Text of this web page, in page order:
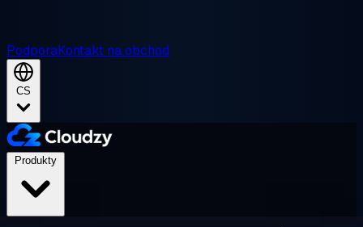
PodporaKontakt na obchod
CS